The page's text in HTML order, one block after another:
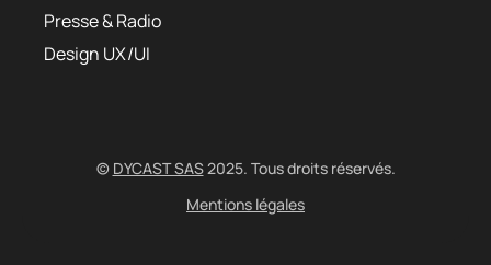
Presse & Radio
Design UX/UI
© DYCAST SAS2025. Tous droits réservés.
Mentions légales